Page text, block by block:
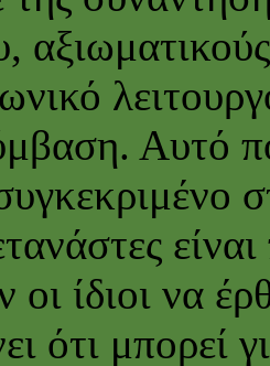
Αυτό
οι ίδιοι να
ότι μπορεί